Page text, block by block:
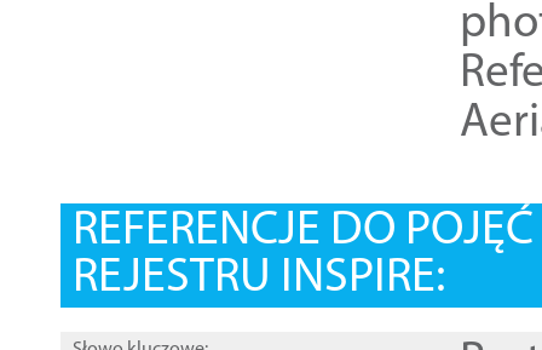
REFERENCJE DO
REJESTRU INSPIRE: